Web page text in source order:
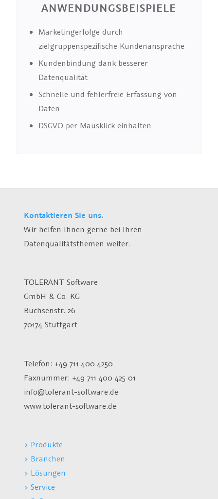
ANWENDUNGSBEISPIELE
Marketingerfolge durch
zielgruppenspezifische Kundenansprache
Kundenbindung dank besserer
Datenqualität
Schnelle und fehlerfreie Erfassung von
Daten
DSGVO per Mausklick einhalten
Kontaktieren Sie uns.
Wir helfen Ihnen gerne bei Ihren
Datenqualitätsthemen weiter.
TOLERANT Software
GmbH & Co. KG
Büchsenstr. 26
70174 Stuttgart
Telefon: +49 711 400 4250
Faxnummer: +49 711 400 425 01
info@tolerant-software.de
www.tolerant-software.de
> Produkte
> Branchen
> Lösungen
> Service